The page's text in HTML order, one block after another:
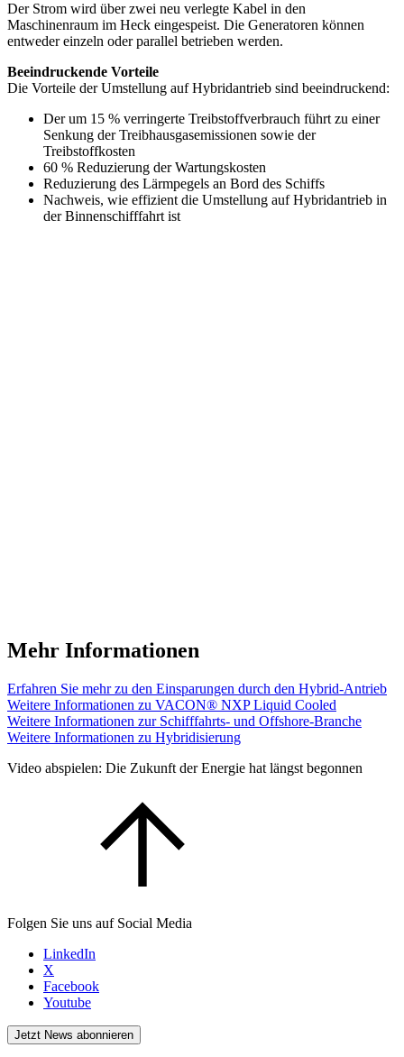
Der Strom wird über zwei neu verlegte Kabel in den
Maschinenraum im Heck eingespeist. Die Generatoren können
entweder einzeln oder parallel betrieben werden.
Beeindruckende Vorteile
Die Vorteile der Umstellung auf Hybridantrieb sind beeindruckend:
Der um 15 % verringerte Treibstoffverbrauch führt zu einer
Senkung der Treibhausgasemissionen sowie der
Treibstoffkosten
60 % Reduzierung der Wartungskosten
Reduzierung des Lärmpegels an Bord des Schiffs
Nachweis, wie effizient die Umstellung auf Hybridantrieb in
der Binnenschifffahrt ist
Mehr Informationen
Erfahren Sie mehr zu den Einsparungen durch den Hybrid-Antrieb
Weitere Informationen zu VACON® NXP Liquid Cooled
Weitere Informationen zur Schifffahrts- und Offshore-Branche
Weitere Informationen zu Hybridisierung
Video abspielen: Die Zukunft der Energie hat längst begonnen
Folgen Sie uns auf Social Media
LinkedIn
X
Facebook
Youtube
Jetzt News abonnieren